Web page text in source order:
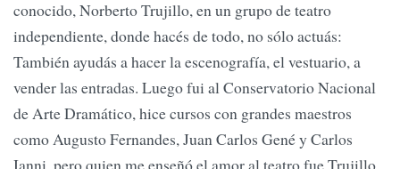
conocido, Norberto Trujillo, en un grupo de teatro
independiente, donde hacés de todo, no sólo actuás:
También ayudás a hacer la escenografía, el vestuario, a
vender las entradas. Luego fui al Conservatorio Nacional
de Arte Dramático, hice cursos con grandes maestros
como Augusto Fernandes, Juan Carlos Gené y Carlos
Ianni, pero quien me enseñó el amor al teatro fue Trujillo.